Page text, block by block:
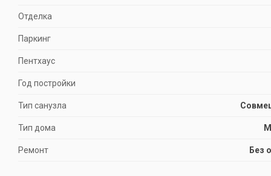
Отделка
Паркинг
Пентхаус
Год постройки
Тип санузла
Тип дома
Ремонт Без